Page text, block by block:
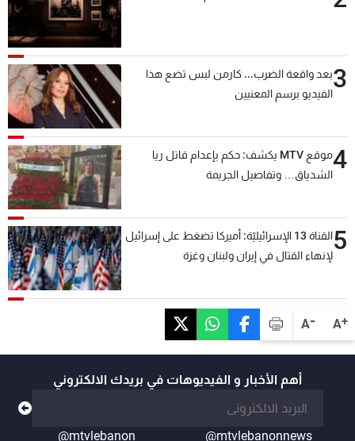
A+
A-
3بعد واقعة الضرب... كارمن لبس تضع هذا
الفيديو برسم المعنيين
4
موقع MTV يكشف: حكم بإعدام قاتل ريا
الشدياق… وتفاصيل الجريمة
5
القناة 13 الإسرائيليّة: أميركا تضغط على إسرائيل
لإنهاء القتال في إيران ولبنان وغزة
أهم الأخبار و الفيديوهات في بريدك الالكتروني
@mtvlebanonnews
@mtvlebanon